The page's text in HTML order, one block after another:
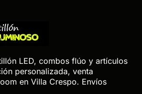
LED, combos flúo y artículos
personalizada, venta
en Villa Crespo. Envíos